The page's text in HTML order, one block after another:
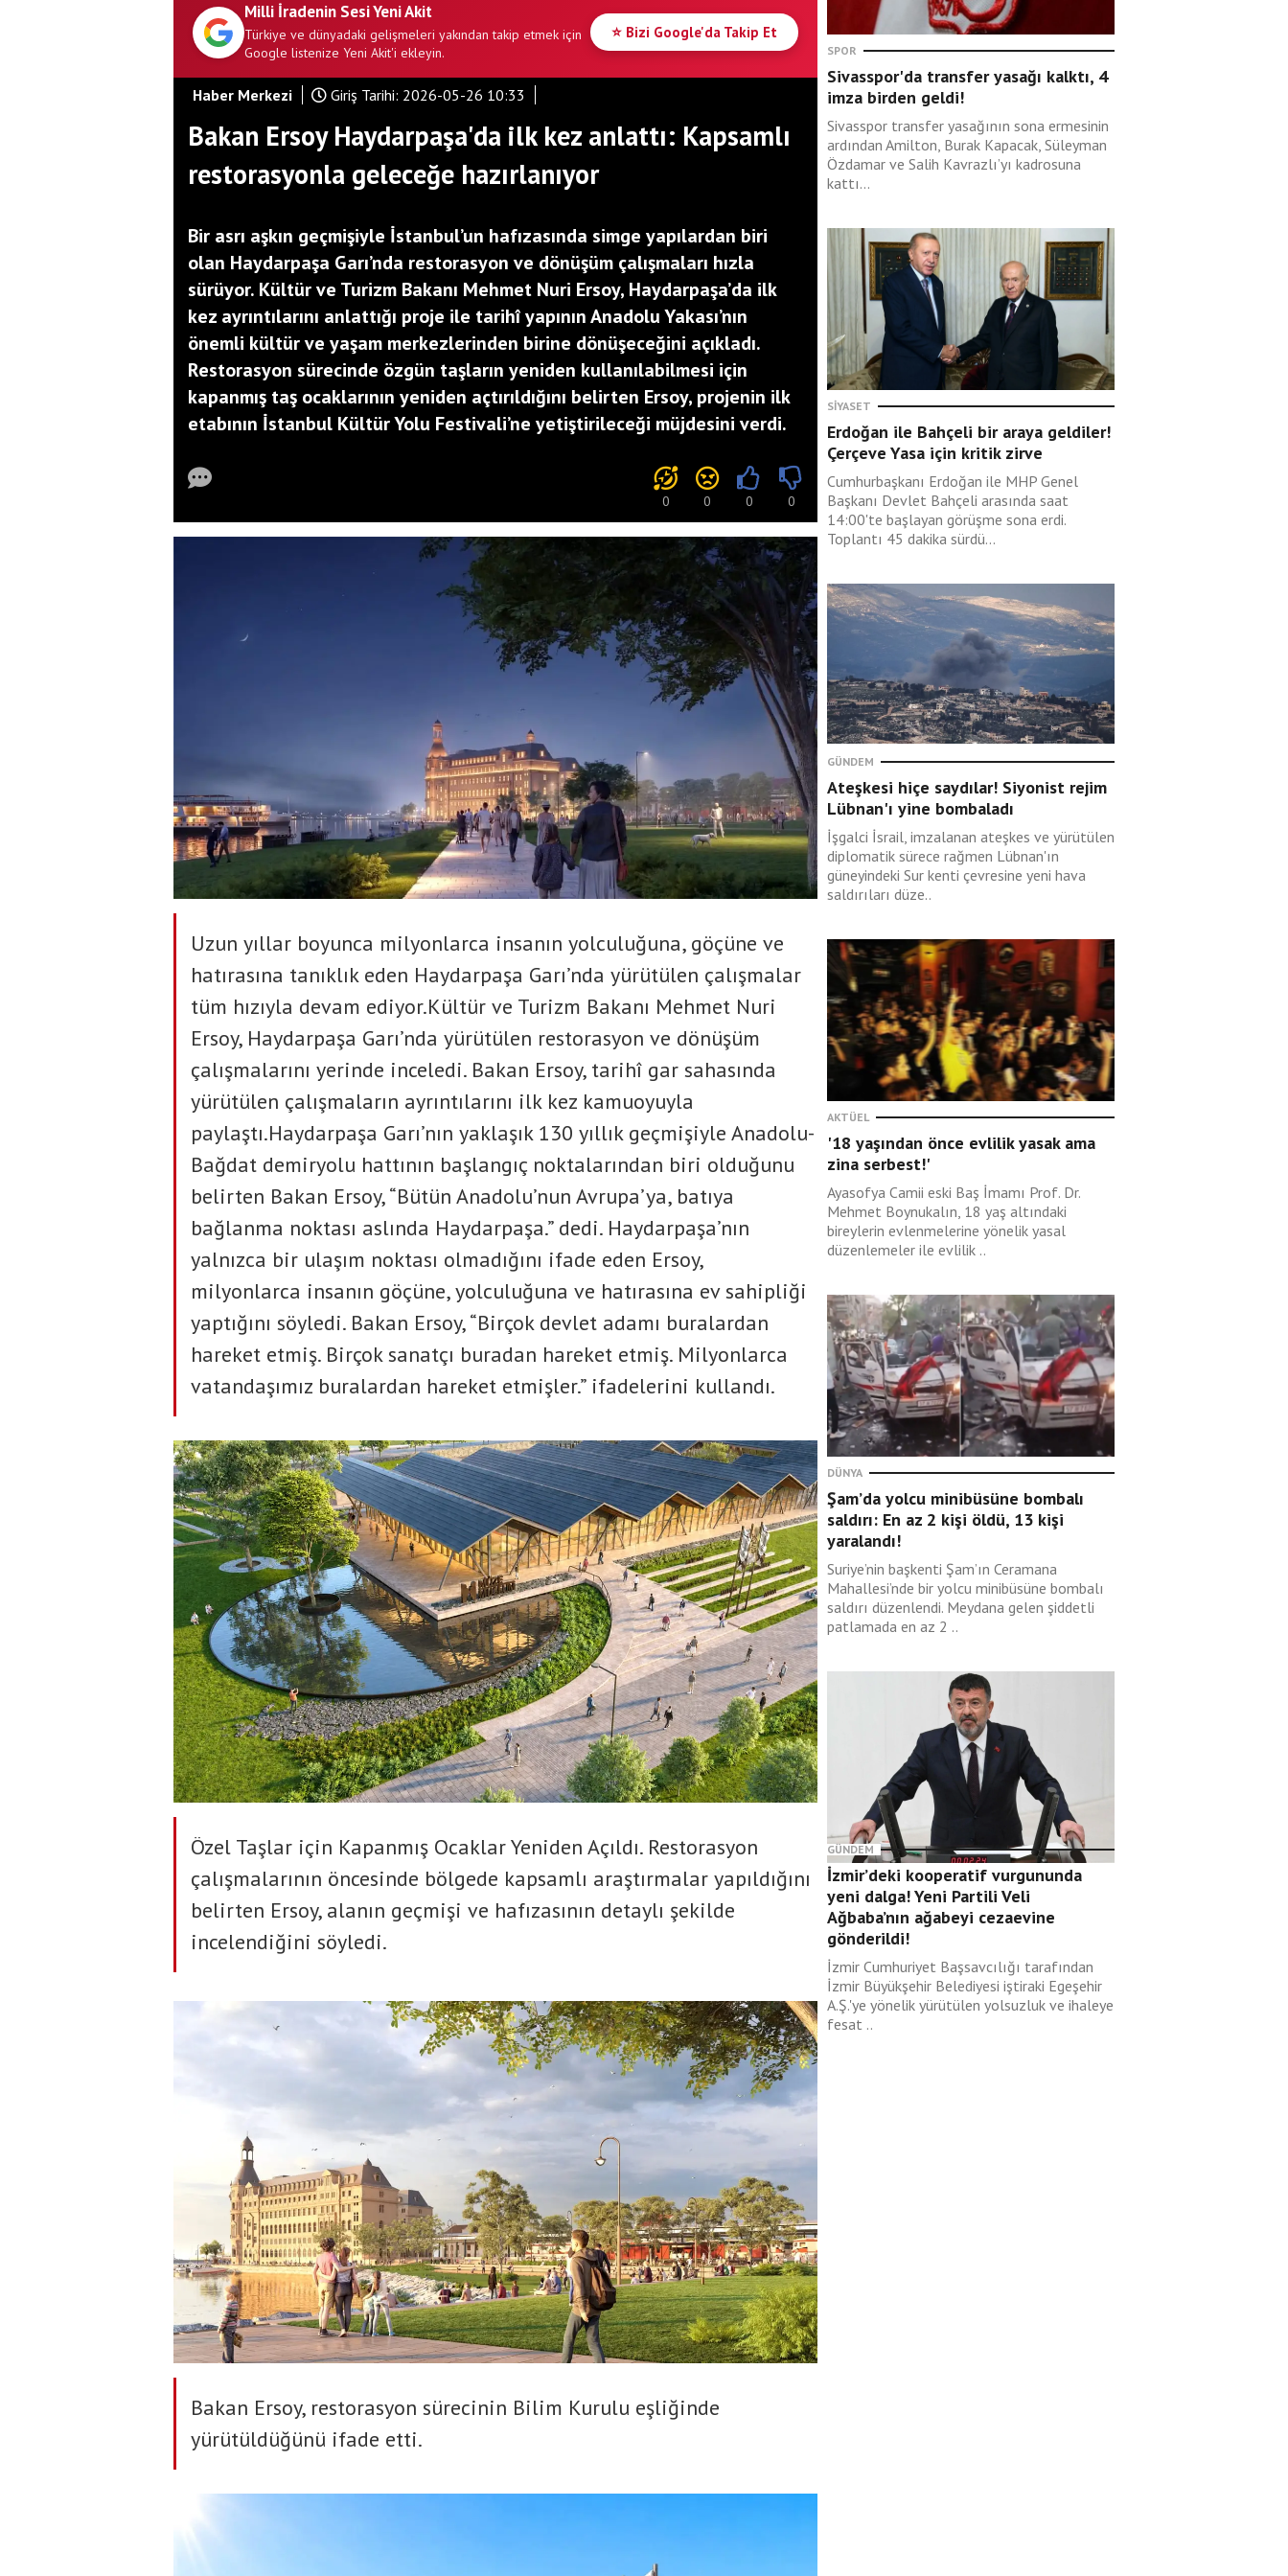
Milli İradenin Sesi Yeni Akit
Türkiye ve dünyadaki gelişmeleri yakından takip etmek için
Google listenize Yeni Akit'i ekleyin.
⭐ Bizi Google'da Takip Et
Haber Merkezi Giriş Tarihi: 2026-05-26 10:33
Bakan Ersoy Haydarpaşa'da ilk kez anlattı: Kapsamlı
restorasyonla geleceğe hazırlanıyor
Bir asrı aşkın geçmişiyle İstanbul’un hafızasında simge yapılardan biri
olan Haydarpaşa Garı’nda restorasyon ve dönüşüm çalışmaları hızla
sürüyor. Kültür ve Turizm Bakanı Mehmet Nuri Ersoy, Haydarpaşa’da ilk
kez ayrıntılarını anlattığı proje ile tarihî yapının Anadolu Yakası’nın
önemli kültür ve yaşam merkezlerinden birine dönüşeceğini açıkladı.
Restorasyon sürecinde özgün taşların yeniden kullanılabilmesi için
kapanmış taş ocaklarının yeniden açtırıldığını belirten Ersoy, projenin ilk
etabının İstanbul Kültür Yolu Festivali’ne yetiştirileceği müjdesini verdi.
0 0 0 0
Uzun yıllar boyunca milyonlarca insanın yolculuğuna, göçüne ve
hatırasına tanıklık eden Haydarpaşa Garı’nda yürütülen çalışmalar
tüm hızıyla devam ediyor.Kültür ve Turizm Bakanı Mehmet Nuri
Ersoy, Haydarpaşa Garı’nda yürütülen restorasyon ve dönüşüm
çalışmalarını yerinde inceledi. Bakan Ersoy, tarihî gar sahasında
yürütülen çalışmaların ayrıntılarını ilk kez kamuoyuyla
paylaştı.Haydarpaşa Garı’nın yaklaşık 130 yıllık geçmişiyle Anadolu-
Bağdat demiryolu hattının başlangıç noktalarından biri olduğunu
belirten Bakan Ersoy, “Bütün Anadolu’nun Avrupa’ya, batıya
bağlanma noktası aslında Haydarpaşa.” dedi. Haydarpaşa’nın
yalnızca bir ulaşım noktası olmadığını ifade eden Ersoy,
milyonlarca insanın göçüne, yolculuğuna ve hatırasına ev sahipliği
yaptığını söyledi. Bakan Ersoy, “Birçok devlet adamı buralardan
hareket etmiş. Birçok sanatçı buradan hareket etmiş. Milyonlarca
vatandaşımız buralardan hareket etmişler.” ifadelerini kullandı.
Özel Taşlar için Kapanmış Ocaklar Yeniden Açıldı. Restorasyon
çalışmalarının öncesinde bölgede kapsamlı araştırmalar yapıldığını
belirten Ersoy, alanın geçmişi ve hafızasının detaylı şekilde
incelendiğini söyledi.
Bakan Ersoy, restorasyon sürecinin Bilim Kurulu eşliğinde
yürütüldüğünü ifade etti.
SPOR
Sivasspor'da transfer yasağı kalktı, 4
imza birden geldi!
Sivasspor transfer yasağının sona ermesinin
ardından Amilton, Burak Kapacak, Süleyman
Özdamar ve Salih Kavrazlı’yı kadrosuna
kattı...
SIYASET
Erdoğan ile Bahçeli bir araya geldiler!
Çerçeve Yasa için kritik zirve
Cumhurbaşkanı Erdoğan ile MHP Genel
Başkanı Devlet Bahçeli arasında saat
14:00'te başlayan görüşme sona erdi.
Toplantı 45 dakika sürdü...
GÜNDEM
Ateşkesi hiçe saydılar! Siyonist rejim
Lübnan'ı yine bombaladı
İşgalci İsrail, imzalanan ateşkes ve yürütülen
diplomatik sürece rağmen Lübnan'ın
güneyindeki Sur kenti çevresine yeni hava
saldırıları düze..
AKTÜEL
'18 yaşından önce evlilik yasak ama
zina serbest!'
Ayasofya Camii eski Baş İmamı Prof. Dr.
Mehmet Boynukalın, 18 yaş altındaki
bireylerin evlenmelerine yönelik yasal
düzenlemeler ile evlilik ..
DÜNYA
Şam’da yolcu minibüsüne bombalı
saldırı: En az 2 kişi öldü, 13 kişi
yaralandı!
Suriye’nin başkenti Şam’ın Ceramana
Mahallesi’nde bir yolcu minibüsüne bombalı
saldırı düzenlendi. Meydana gelen şiddetli
patlamada en az 2 ..
GÜNDEM
İzmir’deki kooperatif vurgununda
yeni dalga! Yeni Partili Veli
Ağbaba’nın ağabeyi cezaevine
gönderildi!
İzmir Cumhuriyet Başsavcılığı tarafından
İzmir Büyükşehir Belediyesi iştiraki Egeşehir
A.Ş.'ye yönelik yürütülen yolsuzluk ve ihaleye
fesat ..